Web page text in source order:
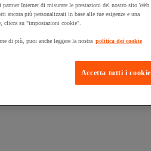
Prodotti in pronta consegna
Internet di misurare le prestazioni del nostro sito Web
ancora più personalizzati in base alle tue esigenze e una
clicca su "impostazioni cookie".
di più, puoi anche leggere la nostra politica dei cookie
Accetta tutti i cookie